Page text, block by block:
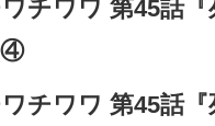
チワワ 第45話『
④
チワワ 第45話『